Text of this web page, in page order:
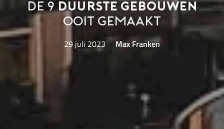
De 9duurste gebouwen
ooit gemaakt
29 juli 2023 Max Franken